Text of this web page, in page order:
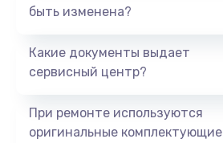
быть изменена?
Какие документы выдает
сервисный центр?
При ремонте используются
оригинальные комплектующие